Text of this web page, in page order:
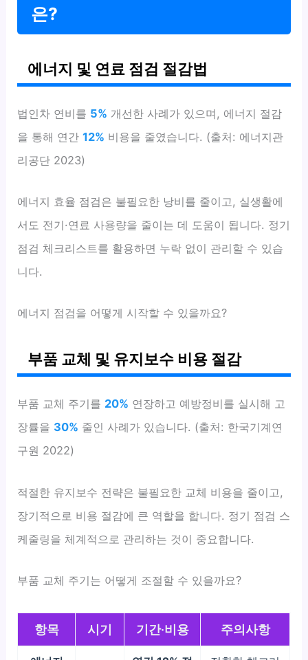
은?
에너지 및 연료 점검 절감법
법인차 연비를 5% 개선한 사례가 있으며, 에너지 절감
을 통해 연간12% 비용을 줄였습니다. (출처: 에너지관
리공단 2023)
에너지 효율 점검은 불필요한 낭비를 줄이고, 실생활에
서도 전기·연료 사용량을 줄이는 데 도움이 됩니다. 정기
점검 체크리스트를 활용하면 누락 없이 관리할 수 있습
니다.
에너지 점검을 어떻게 시작할 수 있을까요?
부품 교체 및 유지보수 비용 절감
부품 교체 주기를 20% 연장하고 예방정비를 실시해 고
장률을 30% 줄인 사례가 있습니다. (출처: 한국기계연
구원 2022)
적절한 유지보수 전략은 불필요한 교체 비용을 줄이고,
장기적으로 비용 절감에 큰 역할을 합니다. 정기 점검 스
케줄링을 체계적으로 관리하는 것이 중요합니다.
부품 교체 주기는 어떻게 조절할 수 있을까요?
항목 시기 기간·비용 주의사항